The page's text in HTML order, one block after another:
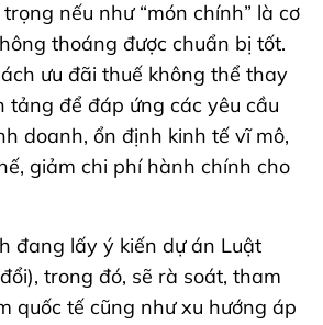
nếu như “món chính” là cơ
thoáng được chuẩn bị tốt.
ưu đãi thuế không thể thay
tảng để đáp ứng các yêu cầu
doanh, ổn định kinh tế vĩ mô,
giảm chi phí hành chính cho
đang lấy ý kiến dự án Luật
trong đó, sẽ rà soát, tham
quốc tế cũng như xu hướng áp